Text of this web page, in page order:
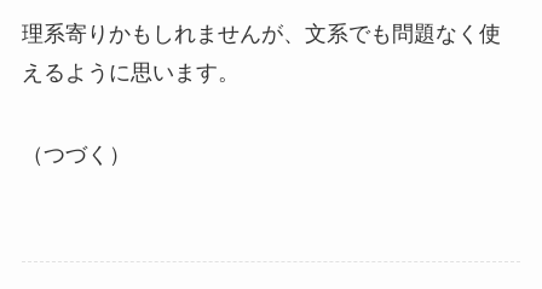
理系寄りかもしれませんが、文系でも問題なく使
えるように思います。
（つづく）